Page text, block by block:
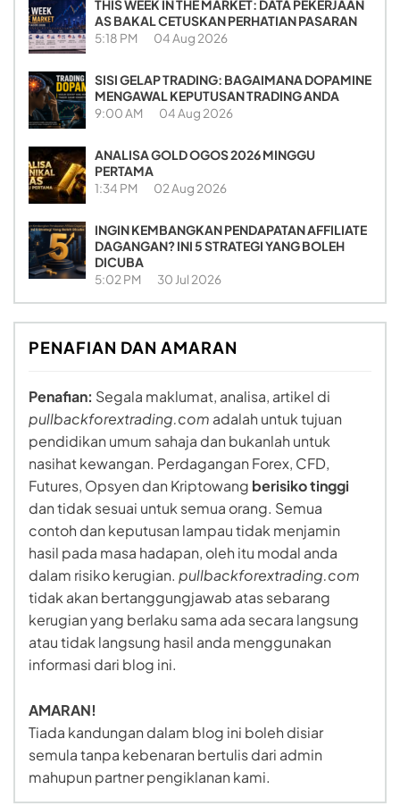
THIS WEEK IN THE MARKET: DATA PEKERJAAN
AS BAKAL CETUSKAN PERHATIAN PASARAN
5:18 PM 04 Aug 2026
SISI GELAP TRADING: BAGAIMANA DOPAMINE
MENGAWAL KEPUTUSAN TRADING ANDA
9:00 AM 04 Aug 2026
ANALISA GOLD OGOS 2026 MINGGU
PERTAMA
1:34 PM 02 Aug 2026
INGIN KEMBANGKAN PENDAPATAN AFFILIATE
DAGANGAN? INI 5 STRATEGI YANG BOLEH
DICUBA
5:02 PM 30 Jul 2026
PENAFIAN DAN AMARAN
Penafian: Segala maklumat, analisa, artikel di
pullbackforextrading.com adalah untuk tujuan
pendidikan umum sahaja dan bukanlah untuk
nasihat kewangan. Perdagangan Forex, CFD,
Futures, Opsyen dan Kriptowang berisiko tinggi
dan tidak sesuai untuk semua orang. Semua
contoh dan keputusan lampau tidak menjamin
hasil pada masa hadapan, oleh itu modal anda
dalam risiko kerugian. pullbackforextrading.com
tidak akan bertanggungjawab atas sebarang
kerugian yang berlaku sama ada secara langsung
atau tidak langsung hasil anda menggunakan
informasi dari blog ini.
AMARAN!
Tiada kandungan dalam blog ini boleh disiar
semula tanpa kebenaran bertulis dari admin
mahupun partner pengiklanan kami.